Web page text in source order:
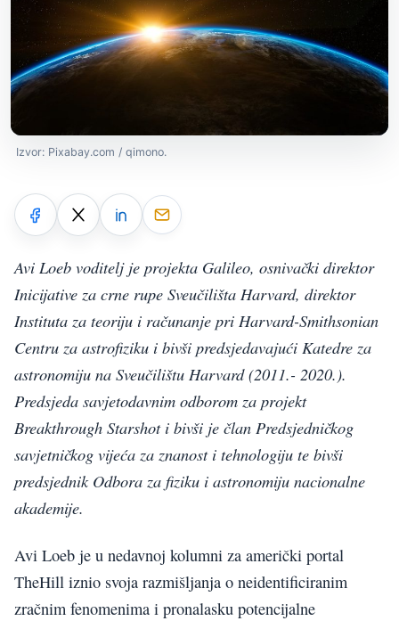
Izvor: Pixabay.com / qimono.
Avi Loeb voditelj je projekta Galileo, osnivački direktor
Inicijative za crne rupe Sveučilišta Harvard, direktor
Instituta za teoriju i računanje pri Harvard-Smithsonian
Centru za astrofiziku i bivši predsjedavajući Katedre za
astronomiju na Sveučilištu Harvard (2011.- 2020.).
Predsjeda savjetodavnim odborom za projekt
Breakthrough Starshot i bivši je član Predsjedničkog
savjetničkog vijeća za znanost i tehnologiju te bivši
predsjednik Odbora za fiziku i astronomiju nacionalne
akademije.
Avi Loeb je u nedavnoj kolumni za američki portal
TheHill iznio svoja razmišljanja o neidentificiranim
zračnim fenomenima i pronalasku potencijalne